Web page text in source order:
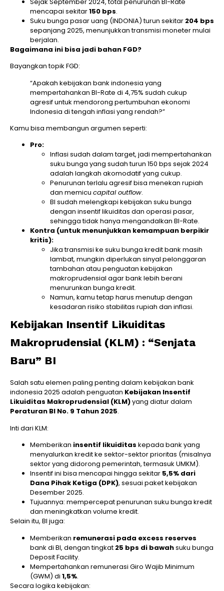
mencapai sekitar150 bps.
Suku bunga pasar uang (INDONIA) turun sekitar 204 bps
sepanjang 2025, menunjukkan transmisi moneter mulai
berjalan.
Bagaimana ini bisa jadi bahan FGD?
Bayangkan topik FGD:
“Apakah kebijakan bank indonesia yang
mempertahankan BI-Rate di 4,75% sudah cukup
agresif untuk mendorong pertumbuhan ekonomi
Indonesia di tengah inflasi yang rendah?”
Kamu bisa membangun argumen seperti:
Pro:
Inflasi sudah dalam target, jadi mempertahankan
suku bunga yang sudah turun 150 bps sejak 2024
adalah langkah akomodatif yang cukup.
Penurunan terlalu agresif bisa menekan rupiah
dan memicu capital outflow.
BI sudah melengkapi kebijakan suku bunga
dengan insentif likuiditas dan operasi pasar,
sehingga tidak hanya mengandalkan BI-Rate.
Kontra (untuk menunjukkan kemampuan berpikir
kritis):
Jika transmisi ke suku bunga kredit bank masih
lambat, mungkin diperlukan sinyal pelonggaran
tambahan atau penguatan kebijakan
makroprudensial agar bank lebih berani
menurunkan bunga kredit.
Namun, kamu tetap harus menutup dengan
kesadaran risiko stabilitas rupiah dan inflasi.
Kebijakan Insentif Likuiditas
Makroprudensial (KLM) : “Senjata
Baru” BI
Salah satu elemen paling penting dalam kebijakan bank
indonesia 2025 adalah penguatan Kebijakan Insentif
Likuiditas Makroprudensial (KLM)yang diatur dalam
Peraturan BI No. 9 Tahun 2025.
Inti dari KLM:
Memberikan insentif likuiditas kepada bank yang
menyalurkan kredit ke sektor-sektor prioritas (misalnya
sektor yang didorong pemerintah, termasuk UMKM).
Insentif ini bisa mencapai hingga sekitar 5,5% dari
Dana Pihak Ketiga (DPK), sesuai paket kebijakan
Desember 2025.
Tujuannya: mempercepat penurunan suku bunga kredit
dan meningkatkan volume kredit.
Selain itu, BI juga:
Memberikan remunerasi pada excess reserves
bank di BI, dengan tingkat 25 bps di bawahsuku bunga
Deposit Facility.
Mempertahankan remunerasi Giro Wajib Minimum
(GWM) di 1,5%.
Secara logika kebijakan: